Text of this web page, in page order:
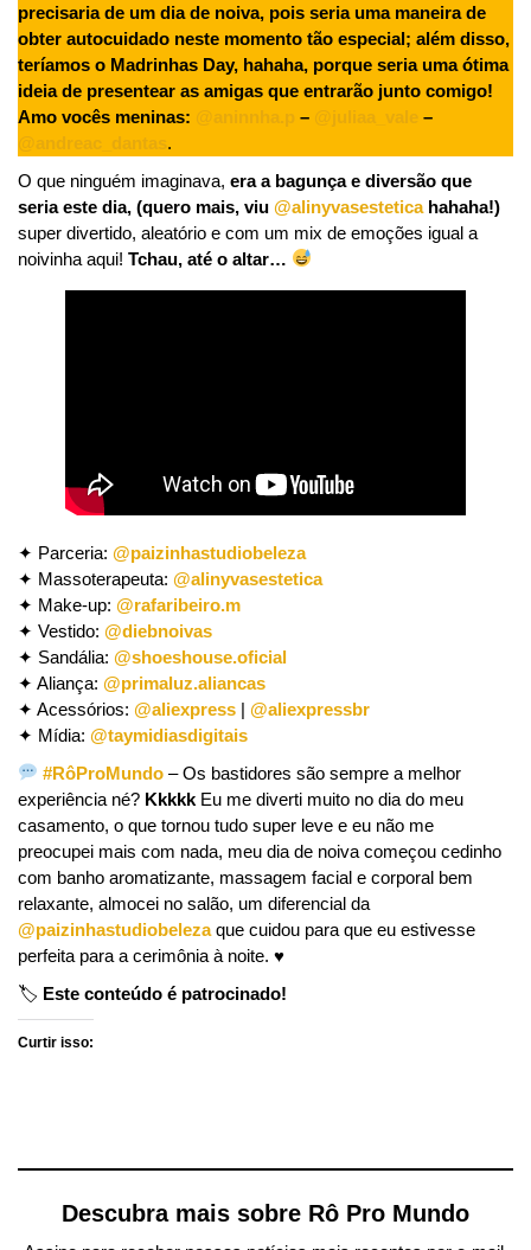
precisaria de um dia de noiva, pois seria uma maneira de
obter autocuidado neste momento tão especial; além disso,
teríamos o Madrinhas Day, hahaha, porque seria uma ótima
ideia de presentear as amigas que entrarão junto comigo!
Amo vocês meninas:
–
–
.
O que ninguém imaginava, era a bagunça e diversão que
seria este dia, (quero mais, viu @alinyvasesteticahahaha!)
super divertido, aleatório e com um mix de emoções igual a
noivinha aqui! Tchau, até o altar…
✦ Parceria: @paizinhastudiobeleza
✦ Massoterapeuta: @alinyvasestetica
✦ Make-up: @rafaribeiro.m
✦ Vestido: @diebnoivas
✦ Sandália: @shoeshouse.oficial
✦ Aliança: @primaluz.aliancas
✦ Acessórios: @aliexpress | @aliexpressbr
✦ Mídia: @taymidiasdigitais
#RôProMundo – Os bastidores são sempre a melhor
experiência né? Kkkkk Eu me diverti muito no dia do meu
casamento, o que tornou tudo super leve e eu não me
preocupei mais com nada, meu dia de noiva começou cedinho
com banho aromatizante, massagem facial e corporal bem
relaxante, almocei no salão, um diferencial da
@paizinhastudiobelezaque cuidou para que eu estivesse
perfeita para a cerimônia à noite. ♥︎
🏷 Este conteúdo é patrocinado!
Curtir isso:
Descubra mais sobre Rô Pro Mundo